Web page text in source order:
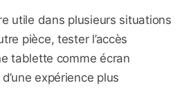
utile dans plusieurs situations
pièce, tester l’accès
tablette comme écran
expérience plus